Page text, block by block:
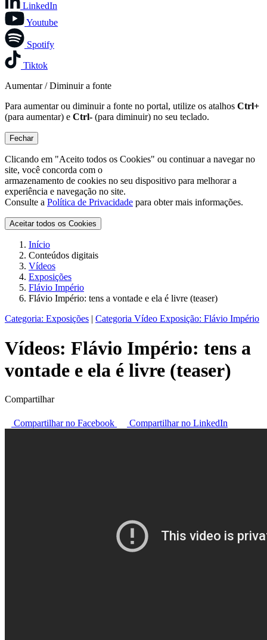
LinkedIn
Youtube
Spotify
Tiktok
Aumentar / Diminuir a fonte
Para aumentar ou diminuir a fonte no portal, utilize os atalhos Ctrl+
(para aumentar) e Ctrl- (para diminuir) no seu teclado.
Fechar
Clicando em "Aceito todos os Cookies" ou continuar a navegar no
site, você concorda com o
armazenamento de cookies no seu dispositivo para melhorar a
experiência e navegação no site.
Consulte a Política de Privacidade para obter mais informações.
Aceitar todos os Cookies
Início
Conteúdos digitais
Vídeos
Exposições
Flávio Império
Flávio Império: tens a vontade e ela é livre (teaser)
Categoria: Exposições | Categoria Vídeo Exposição: Flávio Império
Vídeos: Flávio Império: tens a
vontade e ela é livre (teaser)
Compartilhar
Compartilhar no Facebook Compartilhar no LinkedIn